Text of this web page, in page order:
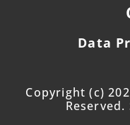
Data
Copyright (c)